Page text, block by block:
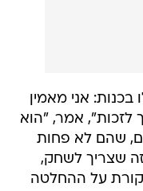
בכנות: אני מאמין
לזכות", אמר, "הוא
שהם לא פחות
זה שצריך לשחק,
על ההחלטה